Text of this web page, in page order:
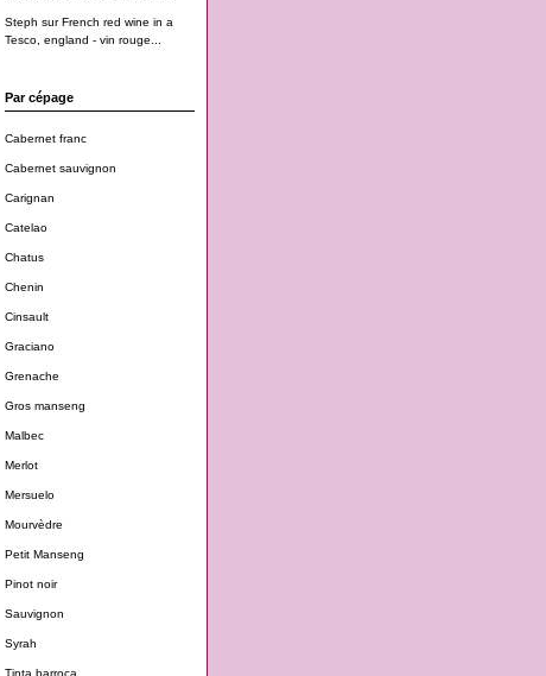
Steph surFrench red wine in a
Tesco, england - vin rouge...
Par cépage
Cabernet franc
Cabernet sauvignon
Carignan
Catelao
Chatus
Chenin
Cinsault
Graciano
Grenache
Gros manseng
Malbec
Merlot
Mersuelo
Mourvèdre
Petit Manseng
Pinot noir
Sauvignon
Syrah
Tinta barroca